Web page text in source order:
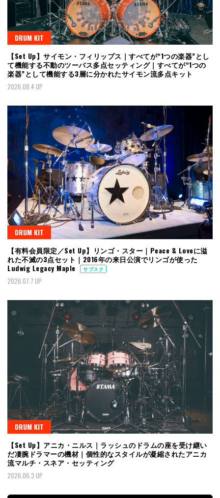
DRUM KIT
【Set Up】サイモン・フィリップス｜すべてが“1つの楽器”とし
て機能する不動のツーバス多点セッティング｜すべてが“1つの
楽器”として機能する3層に分かれたサイモン流多点キット
2026.08.4 UP
DRUM KIT
【有料会員限定／Set Up】リンゴ・スター｜Peace & Loveに溢
れた不滅の3点セット｜2016年の来日公演でリンゴが使った
Ludwig Legacy Maple
サブスク
2026.07.7 UP
DRUM KIT
【Set Up】アニカ・ニルス｜ラッシュのドラムの座を受け継い
だ凄腕ドラマーの機材｜個性的なスタイルが凝縮されたアニカ
流マルチ・スネア・セッティング
2026.06.3 UP